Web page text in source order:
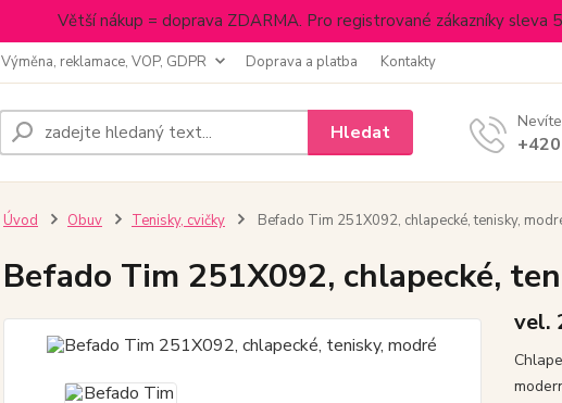
Větší nákup = doprava ZDARMA. Pro registrované zákazníky sleva
Výměna, reklamace, VOP, GDPR Doprava a platba Kontakty
Hledat
Úvod Obuv Tenisky, cvičky Befado Tim 251X092, chlapecké, tenisky,
Befado Tim 251X092, chlapecké,
vel.